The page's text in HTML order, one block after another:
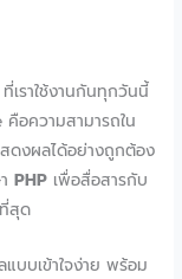
เราใช้งานกันทุกวันนี้
อความสามารถใน
ดงผลได้อย่างถูกต้อง
าPHP เพื่อสื่อสารกับ
สุด
บบเข้าใจง่าย พร้อม